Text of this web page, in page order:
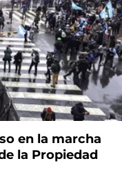
en la marcha
la Propiedad